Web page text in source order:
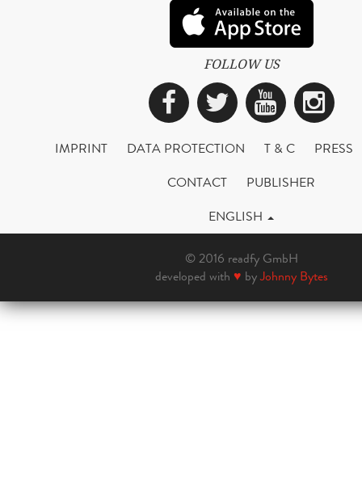
FOLLOW US
Facebook
Twitter
IMPRINT DATA PROTECTION T & C
PRESS
CONTACT
PUBLISHER
ENGLISH
© 2016 readfy GmbH
developed with ♥ byJohnny Bytes